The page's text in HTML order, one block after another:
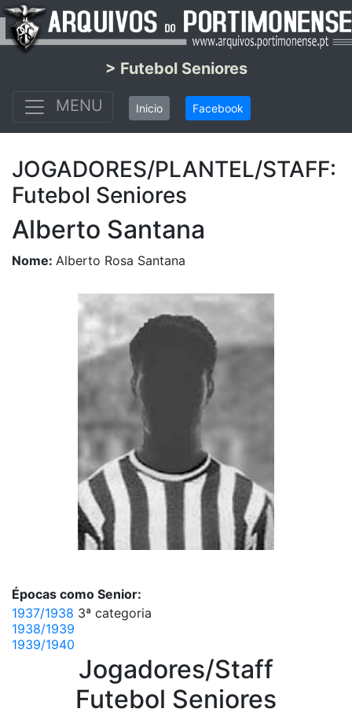
> Futebol Seniores
MENU
Inicio Facebook
JOGADORES/PLANTEL/STAFF:
Futebol Seniores
Alberto Santana
Nome: Alberto Rosa Santana
Épocas como Senior:
1937/1938 3ª categoria
1938/1939
1939/1940
Jogadores/Staff
Futebol Seniores